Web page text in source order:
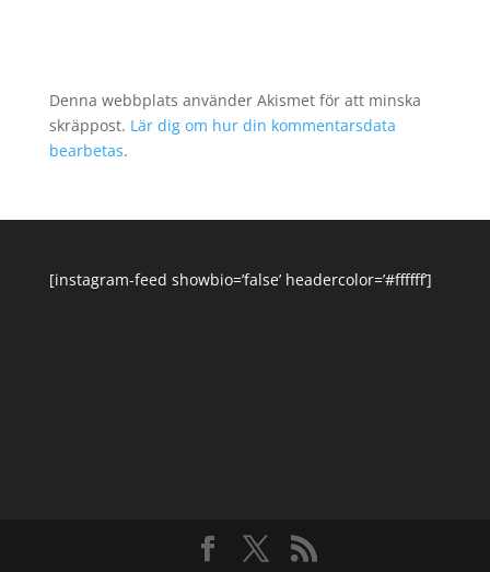
Denna webbplats använder Akismet för att minska
skräppost. Lär dig om hur din kommentarsdata
bearbetas.
[instagram-feed showbio=’false’ headercolor=’#ffffff’]